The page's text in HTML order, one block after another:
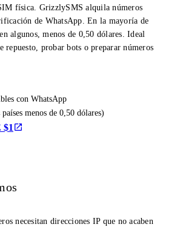
física. GrizzlySMS alquila números
de WhatsApp. En la mayoría de
algunos, menos de 0,50 dólares. Ideal
repuesto, probar bots o preparar números
con WhatsApp
menos de 0,50 dólares)
necesitan direcciones IP que no acaben